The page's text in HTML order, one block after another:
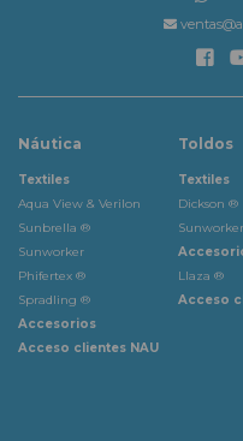
Náutica
Textiles
Aqua View & Verilon
Sunbrella ®
Sunworker
Phifertex ®
Spradling ®
Accesorios
Acceso clientes NAU
Toldos
Textiles
Dickson ®
Sunworker
Llaza ®
Acceso